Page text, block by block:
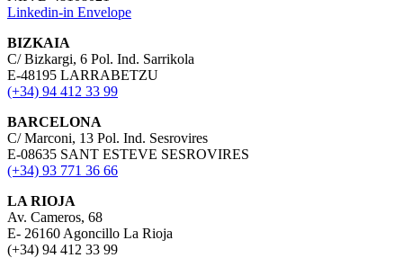
Linkedin-in Envelope
BIZKAIA
C/ Bizkargi, 6 Pol. Ind. Sarrikola
E-48195 LARRABETZU
(+34) 94 412 33 99
BARCELONA
C/ Marconi, 13 Pol. Ind. Sesrovires
E-08635 SANT ESTEVE SESROVIRES
(+34) 93 771 36 66
LA RIOJA
Av. Cameros, 68
E- 26160 Agoncillo La Rioja
(+34) 94 412 33 99